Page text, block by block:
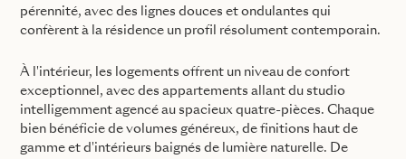
pérennité, avec des lignes douces et ondulantes qui
confèrent à la résidence un profil résolument contemporain.
À l'intérieur, les logements offrent un niveau de confort
exceptionnel, avec des appartements allant du studio
intelligemment agencé au spacieux quatre-pièces. Chaque
bien bénéficie de volumes généreux, de finitions haut de
gamme et d'intérieurs baignés de lumière naturelle. De